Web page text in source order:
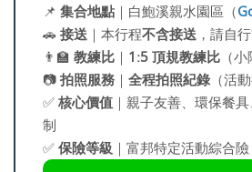
📌 集合地點 ｜白鮑溪親水園區（
🚗 接送 ｜本行程不含接送 ，請自
👨‍🏫 教練比 ｜ 1:5 頂規教練比 （
📷 拍照服務 ｜ 全程拍照紀錄（活
✅ 核心價值 ｜親子友善、環保餐
制
✅ 保險等級 ｜富邦特定活動綜合